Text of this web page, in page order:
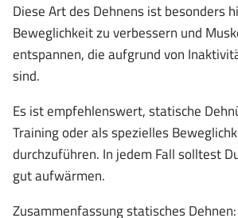
Diese Art des Dehnens ist besonders
Beweglichkeit zu verbessern und
entspannen, die aufgrund von
sind.
Es ist empfehlenswert, statische
Training oder als spezielles
durchzuführen. In jedem Fall solltest
gut aufwärmen.
Zusammenfassung statisches Dehnen: